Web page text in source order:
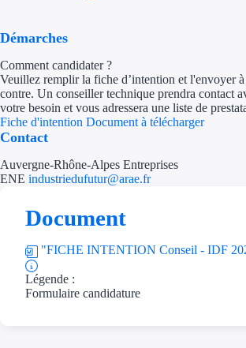
Démarches
Comment candidater ?
​​​​​Veuillez remplir la fiche d’intention et l'envoyer à
contre. Un conseiller technique prendra contact
votre besoin et vous adressera une liste de
Fiche d'intention Document à télécharger
Contact
Auvergne-Rhône-Alpes Entreprises
ENE industriedufutur@arae.fr
Document
"FICHE INTENTION Conseil - IDF
Légende :
Formulaire candidature